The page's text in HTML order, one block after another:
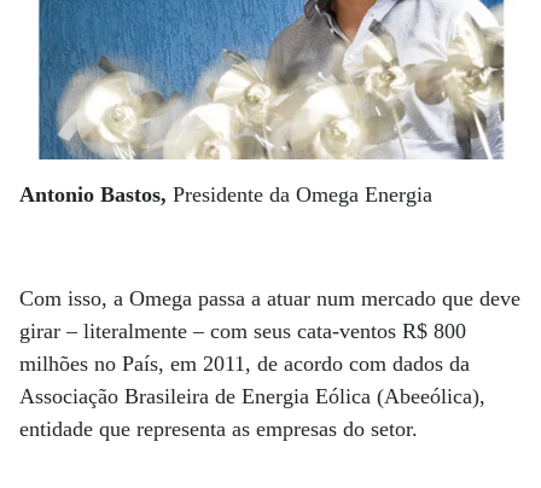
Antonio Bastos, Presidente da Omega Energia
Com isso, a Omega passa a atuar num mercado que deve
girar – literalmente – com seus cata-ventos R$ 800
milhões no País, em 2011, de acordo com dados da
Associação Brasileira de Energia Eólica (Abeeólica),
entidade que representa as empresas do setor.